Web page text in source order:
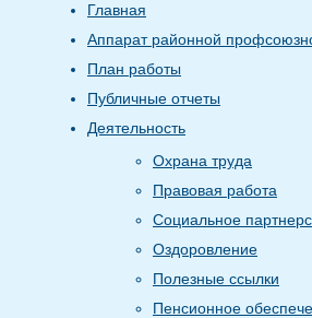
Главная
Аппарат районной
План работы
Публичные отчеты
Деятельность
Охрана труда
Правовая работа
Социальное
Оздоровление
Полезные ссылки
Пенсионное